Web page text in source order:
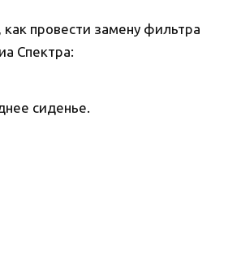
провести замену фильтра
Спектра:
сиденье.